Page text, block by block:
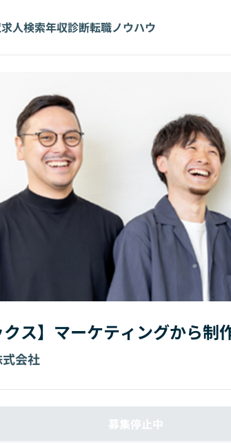
求人検索年収診断転職ノウハウ
クス】マーケティングから
会社
募集停止中